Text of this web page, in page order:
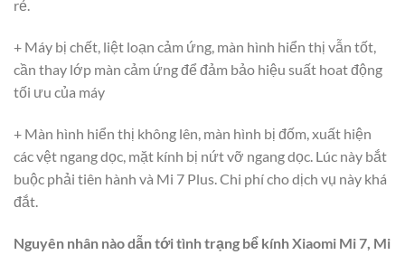
rẻ.
+ Máy bị chết, liệt loạn cảm ứng, màn hình hiển thị vẫn tốt,
cần thay lớp màn cảm ứng để đảm bảo hiệu suất hoat động
tối ưu của máy
+ Màn hình hiển thị không lên, màn hình bị đốm, xuất hiện
các vệt ngang dọc, mặt kính bị nứt vỡ ngang dọc. Lúc này bắt
buộc phải tiên hành và Mi 7 Plus. Chi phí cho dịch vụ này khá
đắt.
Nguyên nhân nào dẫn tới tình trạng bể kính Xiaomi Mi 7, Mi